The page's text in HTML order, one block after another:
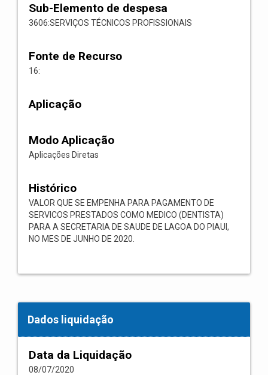
Sub-Elemento de despesa
3606:SERVIÇOS TÉCNICOS PROFISSIONAIS
Fonte de Recurso
16:
Aplicação
Modo Aplicação
Aplicações Diretas
Histórico
VALOR QUE SE EMPENHA PARA PAGAMENTO DE
SERVICOS PRESTADOS COMO MEDICO (DENTISTA)
PARA A SECRETARIA DE SAUDE DE LAGOA DO PIAUI,
NO MES DE JUNHO DE 2020.
Dados liquidação
Data da Liquidação
08/07/2020